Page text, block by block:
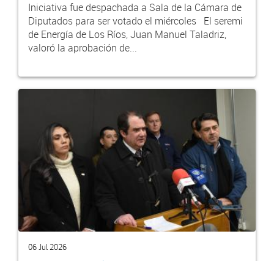
Iniciativa fue despachada a Sala de la Cámara de
Diputados para ser votado el miércoles El seremi
de Energía de Los Ríos, Juan Manuel Taladriz,
valoró la aprobación de...
06 Jul 2026